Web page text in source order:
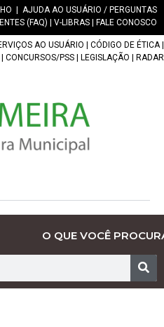
AJUDA AO USUÁRIO / PERGUNTAS
(FAQ)
V-LIBRAS FALE CONOSCO
AO USUÁRIO CÓDIGO DE ÉTICA|
CONCURSOS/PSS LEGISLAÇÃO RADAR
O QUE VOCÊ